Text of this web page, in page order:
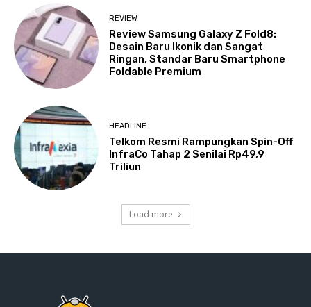
REVIEW
Review Samsung Galaxy Z Fold8:
Desain Baru Ikonik dan Sangat
Ringan, Standar Baru Smartphone
Foldable Premium
HEADLINE
Telkom Resmi Rampungkan Spin-Off
InfraCo Tahap 2 Senilai Rp49,9
Triliun
Load more